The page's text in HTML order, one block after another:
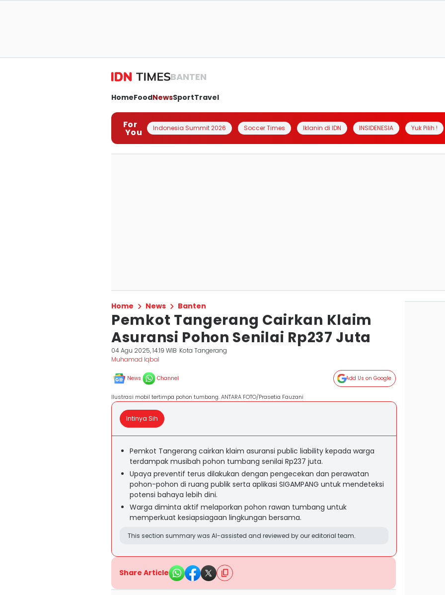
BANTEN
HomeFoodNewsSportTravel
For
You Indonesia Summit 2026 Soccer Times Iklanin di IDN INSIDENESIA Yuk Pilih !
Home News Banten
Pemkot Tangerang Cairkan Klaim
Asuransi Pohon Senilai Rp237 Juta
04 Agu 2025, 14:19 WIB Kota Tangerang
Muhamad Iqbal
News Channel Add Us on Google
Ilustrasi mobil tertimpa pohon tumbang. ANTARA FOTO/Prasetia Fauzani
Intinya Sih
Pemkot Tangerang cairkan klaim asuransi public liability kepada warga
terdampak musibah pohon tumbang senilai Rp237 juta.
Upaya preventif terus dilakukan dengan pengecekan dan perawatan
pohon-pohon di ruang publik serta aplikasi SIGAMPANG untuk mendeteksi
potensi bahaya lebih dini.
Warga diminta aktif melaporkan pohon rawan tumbang untuk
memperkuat kesiapsiagaan lingkungan bersama.
This section summary was AI-assisted and reviewed by our editorial team.
Share Article